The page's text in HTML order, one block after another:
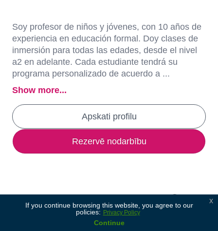
Soy profesor de niños y jóvenes, con 10 años de
experiencia en educación formal. Doy clases de
inmersión para todas las edades, desde el nivel
a2 en adelante. Cada estudiante tendrá su
programa personalizado de acuerdo a ...
Show more...
Apskati profilu
Rezervē nodarbību
If you continue browsing this website, you agree to our
policies: Privacy Policy
Continue
x